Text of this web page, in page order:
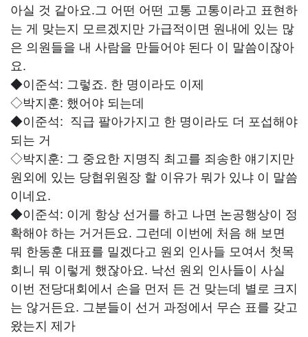
아실 것 같아요.그 어떤 어떤 고통 고통이라고 표현하
는 게 맞는지 모르겠지만 가급적이면 원내에 있는 많
은 의원들을 내 사람을 만들어야 된다 이 말씀이잖아
요.
◆이준석: 그렇죠. 한 명이라도 이제
◇박지훈: 했어야 되는데
◆이준석: 직급 팔아가지고 한 명이라도 더 포섭해야
되는 거
◇박지훈: 그 중요한 지명직 최고를 죄송한 얘기지만
원외에 있는 당협위원장 할 이유가 뭐가 있냐 이 말씀
이네요.
◆이준석: 이게 항상 선거를 하고 나면 논공행상이 정
확해야 하는 거거든요. 그런데 이번에 처음 해 보면
뭐 한동훈 대표를 밀겠다고 원외 인사들 모여서 첫목
회니 뭐 이렇게 했잖아요. 낙선 원외 인사들이 사실
이번 전당대회에서 손을 먼저 든 건 맞는데 별로 크지
는 않거든요. 그분들이 선거 과정에서 무슨 표를 갖고
왔는지 제가